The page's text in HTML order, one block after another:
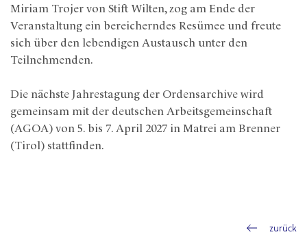
Miriam Trojer von Stift Wilten, zog am Ende der
Veranstaltung ein bereicherndes Resümee und freute
sich über den lebendigen Austausch unter den
Teilnehmenden.
Die nächste Jahrestagung der Ordensarchive wird
gemeinsam mit der deutschen Arbeitsgemeinschaft
(AGOA) von 5. bis 7. April 2027 in Matrei am Brenner
(Tirol) stattfinden.
zurück